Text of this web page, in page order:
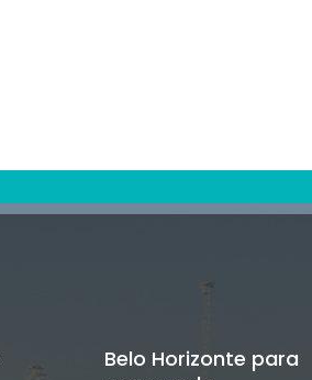
Belo Horizonte para